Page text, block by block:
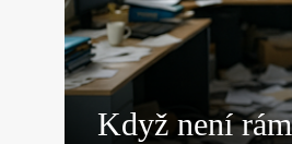
Když není